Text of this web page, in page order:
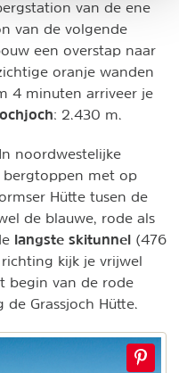
van de ene
van de volgende
een overstap naar
oranje wanden
4 minuten arriveer je
: 2.430 m.
noordwestelijke
bergtoppen met op
Hütte tusen de
de blauwe, rode als
langste skitunnel (476
kijk je vrijwel
begin van de rode
de Grassjoch Hütte.